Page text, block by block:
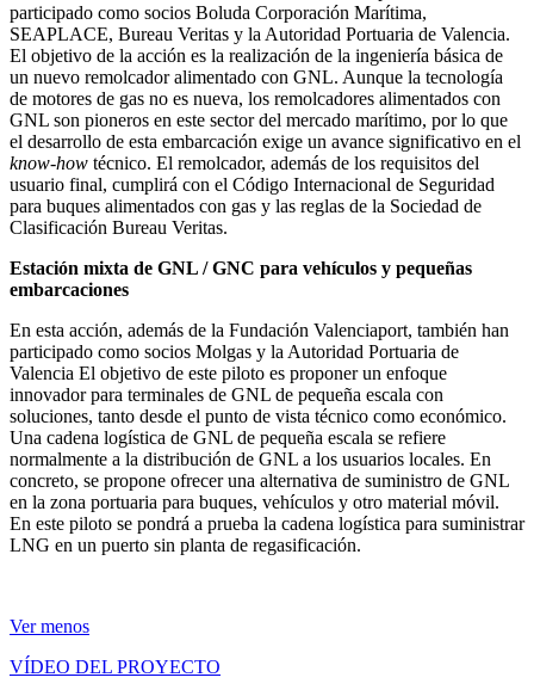
participado como socios Boluda Corporación Marítima,
SEAPLACE, Bureau Veritas y la Autoridad Portuaria de Valencia.
El objetivo de la acción es la realización de la ingeniería básica de
un nuevo remolcador alimentado con GNL. Aunque la tecnología
de motores de gas no es nueva, los remolcadores alimentados con
GNL son pioneros en este sector del mercado marítimo, por lo que
el desarrollo de esta embarcación exige un avance significativo en el
know-how técnico. El remolcador, además de los requisitos del
usuario final, cumplirá con el Código Internacional de Seguridad
para buques alimentados con gas y las reglas de la Sociedad de
Clasificación Bureau Veritas.
Estación mixta de GNL / GNC para vehículos y pequeñas
embarcaciones
En esta acción, además de la Fundación Valenciaport, también han
participado como socios Molgas y la Autoridad Portuaria de
Valencia El objetivo de este piloto es proponer un enfoque
innovador para terminales de GNL de pequeña escala con
soluciones, tanto desde el punto de vista técnico como económico.
Una cadena logística de GNL de pequeña escala se refiere
normalmente a la distribución de GNL a los usuarios locales. En
concreto, se propone ofrecer una alternativa de suministro de GNL
en la zona portuaria para buques, vehículos y otro material móvil.
En este piloto se pondrá a prueba la cadena logística para suministrar
LNG en un puerto sin planta de regasificación.
Ver menos
VÍDEO DEL PROYECTO